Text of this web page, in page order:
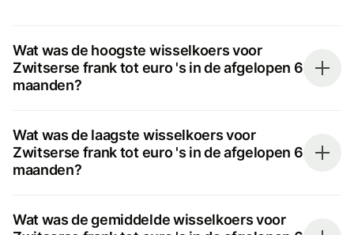
Wat was de hoogste wisselkoers voor
Zwitserse frank tot euro 's in de afgelopen 6
maanden?
Wat was de laagste wisselkoers voor
Zwitserse frank tot euro 's in de afgelopen 6
maanden?
Wat was de gemiddelde wisselkoers voor